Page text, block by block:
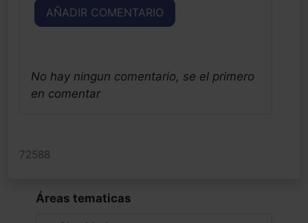
AÑADIR COMENTARIO
No hay ningun comentario, se el primero
en comentar
72588
Áreas tematicas